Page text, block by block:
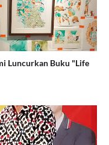
Luncurkan Buku "Life